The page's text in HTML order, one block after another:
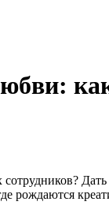
рождаются